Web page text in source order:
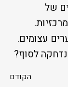
של
עצומים.
לסוף?
הקודם